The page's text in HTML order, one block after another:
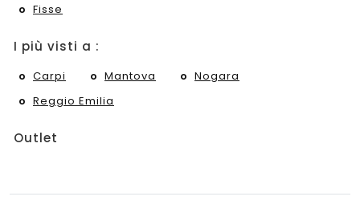
Fisse
I più visti a :
Carpi Mantova
Nogara
Reggio Emilia
Outlet